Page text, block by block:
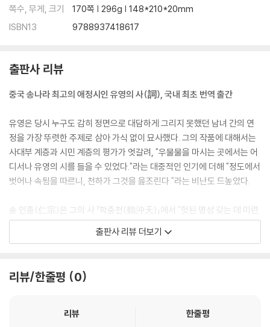
쪽수, 무게, 크기
170쪽 | 296g | 148*210*20mm
ISBN13
9788937418617
출판사 리뷰
중국 송나라 최고의 애정시인 유영의 사(詞), 국내 최초 번역 출간
유영은 당시 누구도 감히 정면으로 대담하게 그리지 못했던 남녀 간의 연
정을 가장 뚜렷한 주제로 삼아 가식 없이 묘사했다. 그의 작품에 대해서는
사대부 계층과 시민 계층의 평가가 엇갈려, "우물물을 마시는 곳에서는 어
디서나 유영의 시를 들을 수 있었다."라는 대중적인 인기에 더해 "정도에서
벗어나 속됨을 따르니, 천하가 그것을 읊조린다."라는 비난도 드높았다.
송 인종(仁宗)은 그의 사 「학충천(鶴沖天)」에서 "헛된 명성 갖는 데 미련
이 없어, 술과 노래로 바꾸었네."라는 구절을 보고 진사 급제자의 명단에서
그를 삭제해 버릴 정도였고 "이 사람은 바람과 달빛 아래서 술마시고 노래
질거리 잡고 그이 곁에 붙어 있을 것을"이라는 구절을 트집하며 관직을 바
출판사 리뷰 더보기
리뷰/한줄평 0
리뷰
한줄평